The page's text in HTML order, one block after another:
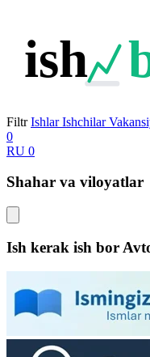
ish
Filtr Ishlar Ishchilar
0
RU 0
Shahar va viloyatlar
Ish kerak ish bor